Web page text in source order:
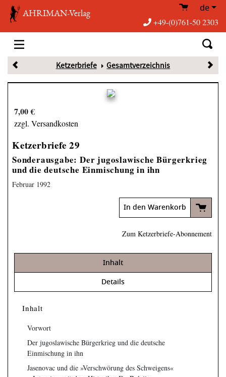
AHRIMAN-Verlag de
+49-(0)761-50 2303
Ketzerbriefe Gesamtverzeichnis
7,00 €
zzgl. Versandkosten
Ketzerbriefe 29
Sonderausgabe: Der jugoslawische Bürgerkrieg
und die deutsche Einmischung in ihn
Februar 1992
In den Warenkorb
Zum Ketzerbriefe-Abonnement
Inhalt
Details
Inhalt
Vorwort
Der jugoslawische Bürgerkrieg und die deutsche
Einmischung in ihn
Jasenovac und die »Verschwörung des Schweigens«